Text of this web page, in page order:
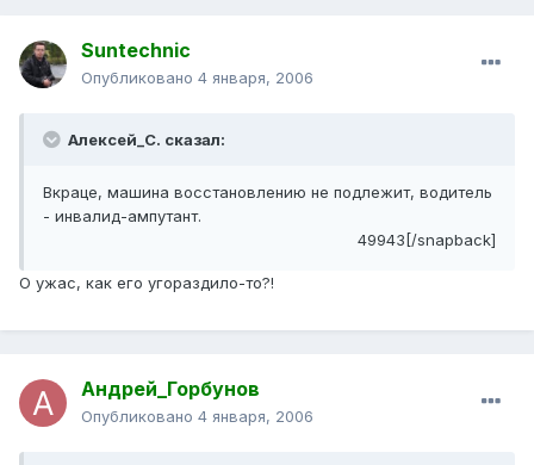
Suntechnic
Опубликовано 4 января, 2006
Алексей_С. сказал:
Вкраце, машина восстановлению не подлежит, водитель
- инвалид-ампутант.
49943[/snapback]
О ужас, как его угораздило-то?!
Андрей_Горбунов
Опубликовано 4 января, 2006